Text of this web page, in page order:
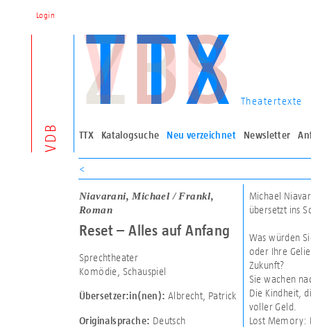
VDB
Theatertexte
TTX Katalogsuche Neu verzeichnet Newsletter
Login
<
Niavarani, Michael / Frankl,
Roman
Reset – Alles auf Anfang
Sprechtheater
Komödie, Schauspiel
Übersetzer:in(nen): Albrecht, Patrick
Originalsprache: Deutsch
Michael
übersetzt ins
Was würden
oder Ihre
Zukunft?
Sie wachen
Die Kindheit,
voller Geld.
Lost Memory: